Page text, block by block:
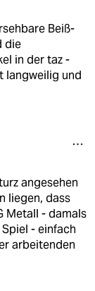
Beiß-
die
in der taz -
langweilig und
angesehen
liegen, dass
Metall - damals
- einfach
arbeitenden